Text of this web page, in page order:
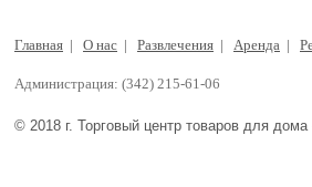
Администрация: (342) 215-61-06
© 2018 г. Торговый центр товаров для дома
Главная | О нас | Развлечения | Аренда |